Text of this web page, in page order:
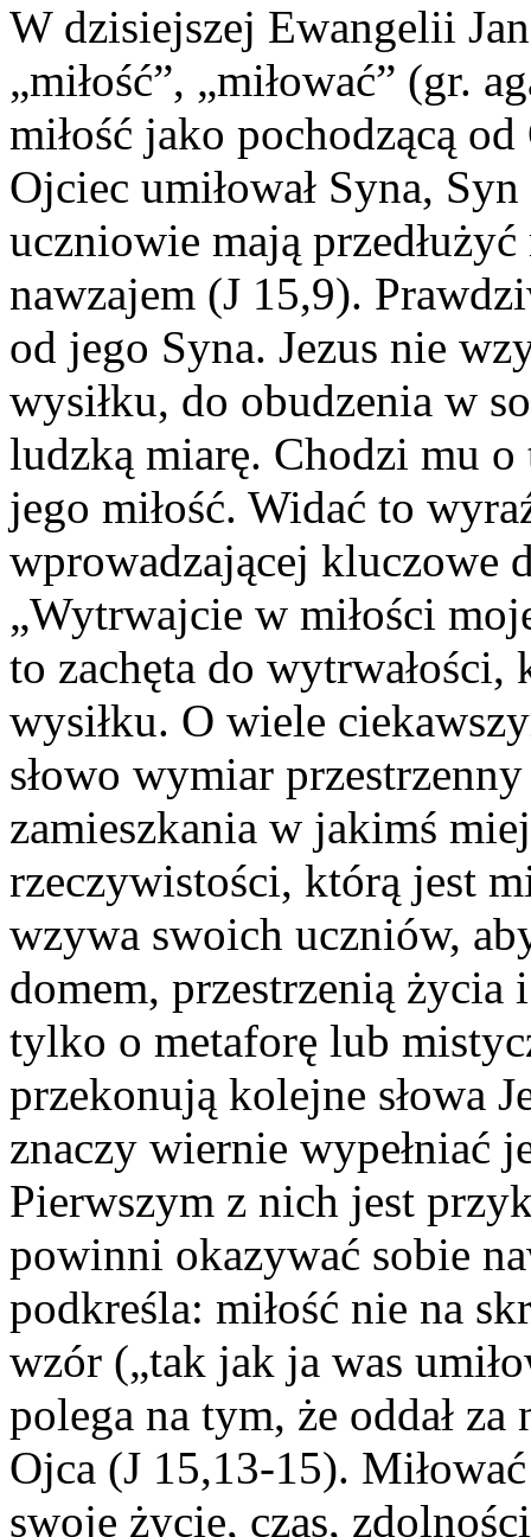
W dzisiejszej Ewangelii
„miłość”, „miłować” (gr.
miłość jako pochodzącą
Ojciec umiłował Syna,
uczniowie mają
nawzajem (J 15,9).
od jego Syna. Jezus nie
wysiłku, do obudzenia w
ludzką miarę. Chodzi mu
jego miłość. Widać to
wprowadzającej kluczowe
„Wytrwajcie w miłości
to zachęta do
wysiłku. O wiele
słowo wymiar
zamieszkania w jakimś
rzeczywistości, którą jest
wzywa swoich uczniów,
domem, przestrzenią
tylko o metaforę lub
przekonują kolejne słowa
znaczy wiernie wypełniać
Pierwszym z nich jest
powinni okazywać sobie
podkreśla: miłość nie na
wzór („tak jak ja was
polega na tym, że oddał
Ojca (J 15,13-15).
swoje życie, czas,